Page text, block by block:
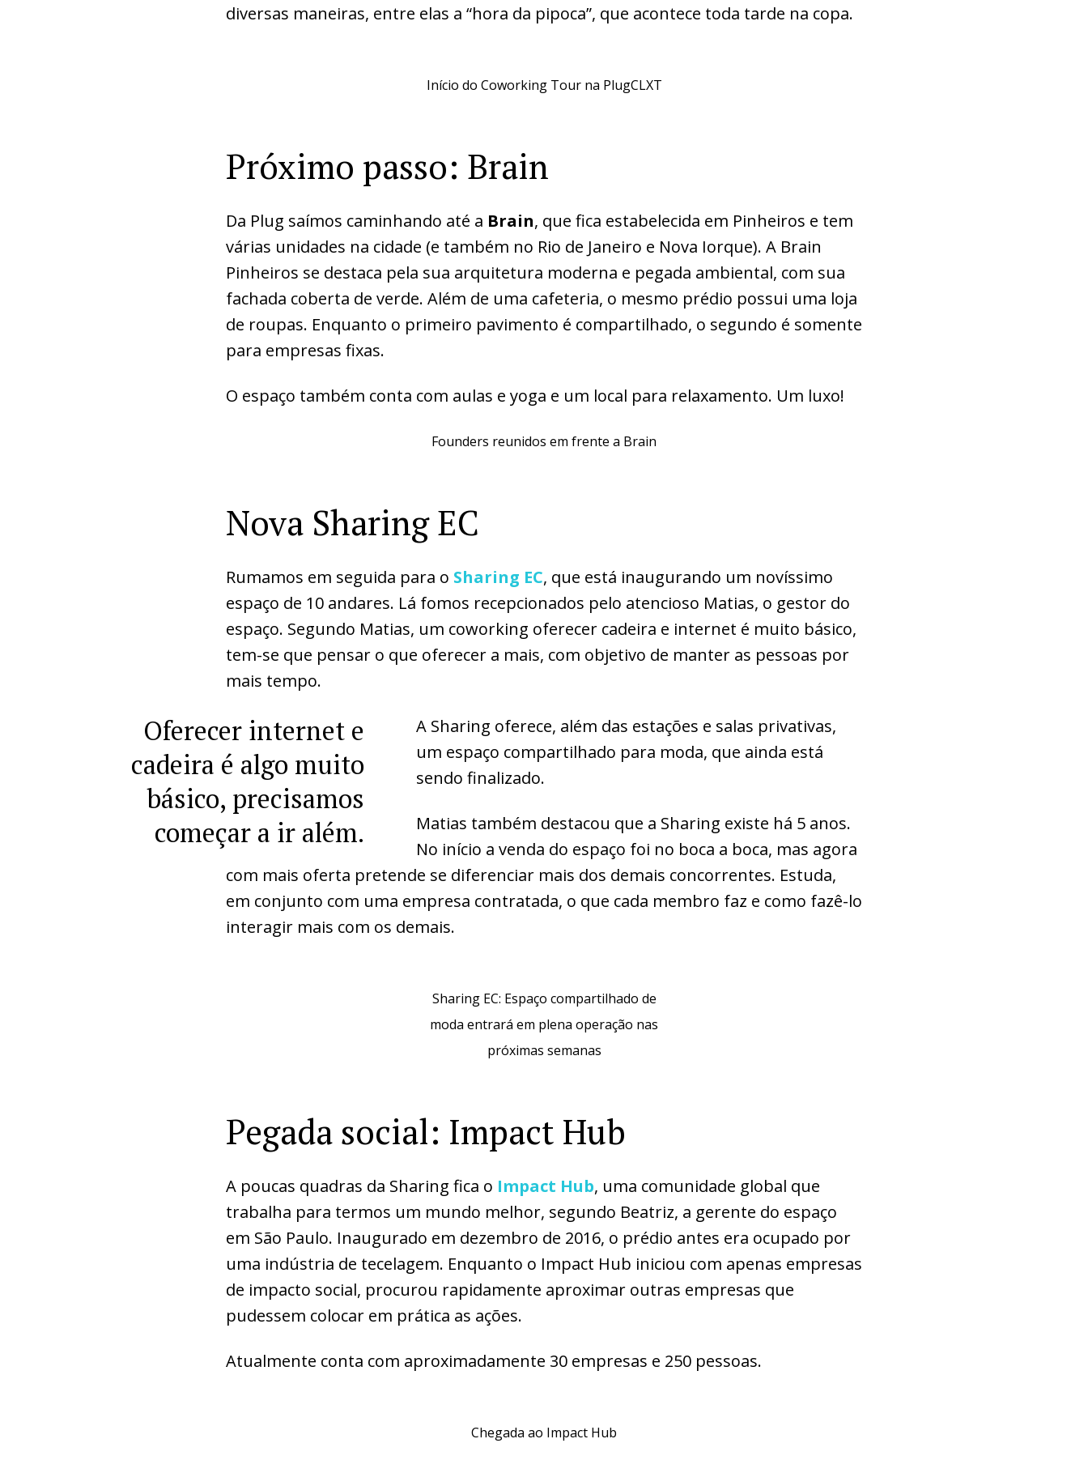
diversas maneiras, entre elas a “hora da pipoca”, que acontece toda tarde na copa.
Início do Coworking Tour na PlugCLXT
Próximo passo: Brain
Da Plug saímos caminhando até a Brain, que fica estabelecida em Pinheiros e tem
várias unidades na cidade (e também no Rio de Janeiro e Nova Iorque). A Brain
Pinheiros se destaca pela sua arquitetura moderna e pegada ambiental, com sua
fachada coberta de verde. Além de uma cafeteria, o mesmo prédio possui uma loja
de roupas. Enquanto o primeiro pavimento é compartilhado, o segundo é somente
para empresas fixas.
O espaço também conta com aulas e yoga e um local para relaxamento. Um luxo!
Founders reunidos em frente a Brain
Nova Sharing EC
Rumamos em seguida para o Sharing EC, que está inaugurando um novíssimo
espaço de 10 andares. Lá fomos recepcionados pelo atencioso Matias, o gestor do
espaço. Segundo Matias, um coworking oferecer cadeira e internet é muito básico,
tem-se que pensar o que oferecer a mais, com objetivo de manter as pessoas por
mais tempo.
Oferecer internet e
cadeira é algo muito
básico, precisamos
começar a ir além.
A Sharing oferece, além das estações e salas privativas,
um espaço compartilhado para moda, que ainda está
sendo finalizado.
Matias também destacou que a Sharing existe há 5 anos.
No início a venda do espaço foi no boca a boca, mas agora
com mais oferta pretende se diferenciar mais dos demais concorrentes. Estuda,
em conjunto com uma empresa contratada, o que cada membro faz e como fazê-lo
interagir mais com os demais.
Sharing EC: Espaço compartilhado de
moda entrará em plena operação nas
próximas semanas
Pegada social: Impact Hub
A poucas quadras da Sharing fica o Impact Hub, uma comunidade global que
trabalha para termos um mundo melhor, segundo Beatriz, a gerente do espaço
em São Paulo. Inaugurado em dezembro de 2016, o prédio antes era ocupado por
uma indústria de tecelagem. Enquanto o Impact Hub iniciou com apenas empresas
de impacto social, procurou rapidamente aproximar outras empresas que
pudessem colocar em prática as ações.
Atualmente conta com aproximadamente 30 empresas e 250 pessoas.
Chegada ao Impact Hub